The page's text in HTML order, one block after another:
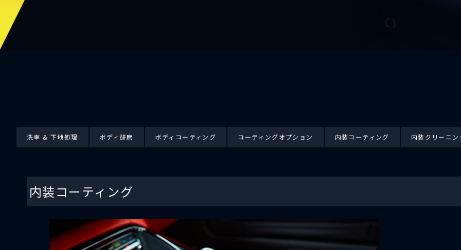
洗車 & 下地処理 ボディ研磨 ボディコーティング コーティングオプション 内装コーティング 内装クリーニン
内装コーティング